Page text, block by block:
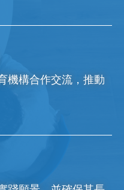
機構合作交流，推動